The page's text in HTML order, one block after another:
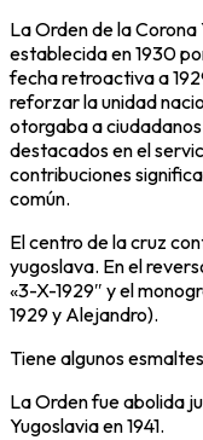
La Orden de la
establecida en 1930
fecha retroactiva a
reforzar la unidad
otorgaba a
destacados en el
contribuciones
común.
El centro de la cruz
yugoslava. En el
«3-X-1929″ y el
1929 y Alejandro).
Tiene algunos
La Orden fue abolida
Yugoslavia en 1941.